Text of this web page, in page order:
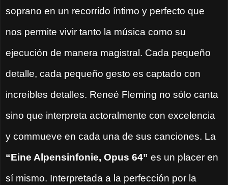
soprano en un recorrido íntimo y perfecto que
nos permite vivir tanto la música como su
ejecución de manera magistral. Cada pequeño
detalle, cada pequeño gesto es captado con
increíbles detalles. Reneé Fleming no sólo canta
sino que interpreta actoralmente con excelencia
y commueve en cada una de sus canciones. La
“Eine Alpensinfonie, Opus 64” es un placer en
sí mismo. Interpretada a la perfección por la